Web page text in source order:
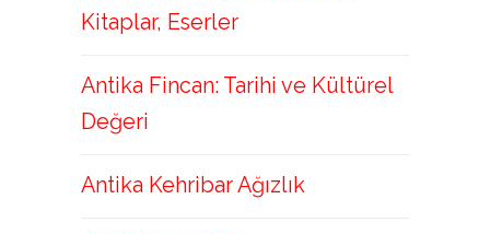
Kitaplar, Eserler
Antika Fincan: Tarihi ve Kültürel
Değeri
Antika Kehribar Ağızlık